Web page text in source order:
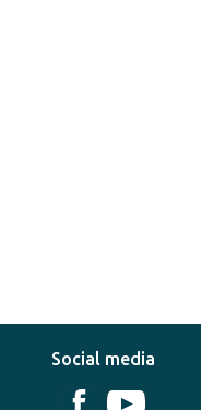
Social media